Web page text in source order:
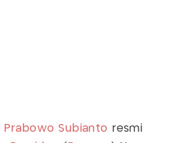
Prabowo Subianto resmi